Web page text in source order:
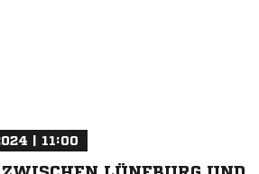
| 11:00